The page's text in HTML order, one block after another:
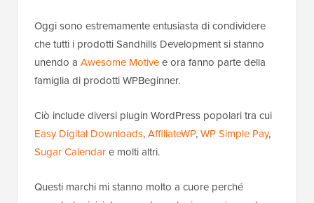
Oggi sono estremamente entusiasta di condividere
che tutti i prodotti Sandhills Development si stanno
unendo a Awesome Motivee ora fanno parte della
famiglia di prodotti WPBeginner.
Ciò include diversi plugin WordPress popolari tra cui
Easy Digital Downloads,AffiliateWP,WP Simple Pay,
Sugar Calendare molti altri.
Questi marchi mi stanno molto a cuore perché